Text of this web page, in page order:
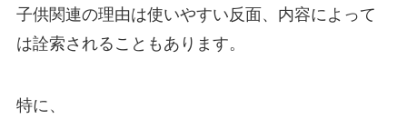
子供関連の理由は使いやすい反面、内容によって
は詮索されることもあります。
特に、